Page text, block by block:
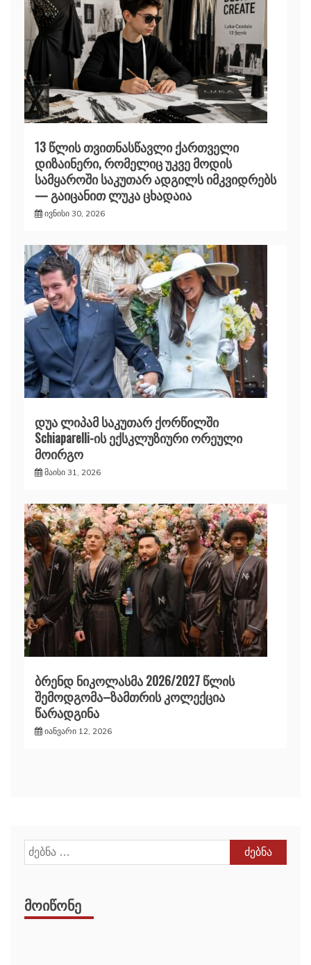
13 წლის თვითნასწავლი ქართველი
დიზაინერი, რომელიც უკვე მოდის
სამყაროში საკუთარ ადგილს იმკვიდრებს
— გაიცანით ლუკა ცხადაია
ივნისი 30, 2026
დუა ლიპამ საკუთარ ქორწილში
Schiaparelli-ის ექსკლუზიური ორეული
მოირგო
მაისი 31, 2026
ბრენდ ნიკოლასმა 2026/2027 წლის
შემოდგომა–ზამთრის კოლექცია
წარადგინა
იანვარი 12, 2026
ძებნა:
ᲛᲝᲘᲬᲝᲜᲔ